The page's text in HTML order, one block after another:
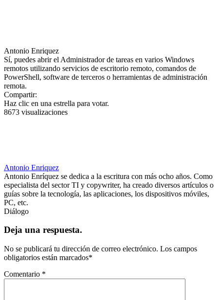
Antonio Enriquez
Sí, puedes abrir el Administrador de tareas en varios Windows
remotos utilizando servicios de escritorio remoto, comandos de
PowerShell, software de terceros o herramientas de administración
remota.
Compartir:
Haz clic en una estrella para votar.
8673 visualizaciones
Antonio Enriquez
Antonio Enríquez se dedica a la escritura con más ocho años. Como
especialista del sector TI y copywriter, ha creado diversos artículos o
guías sobre la tecnología, las aplicaciones, los dispositivos móviles,
PC, etc.
Diálogo
Deja una respuesta.
No se publicará tu dirección de correo electrónico. Los campos
obligatorios están marcados*
Comentario *